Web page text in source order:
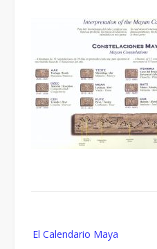
navigation
El Calendario Maya